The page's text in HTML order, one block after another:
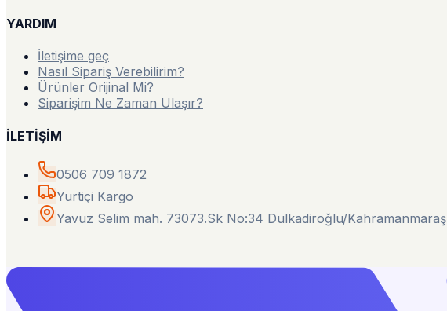
YARDIM
İletişime geç
Nasıl Sipariş Verebilirim?
Ürünler Orijinal Mi?
Siparişim Ne Zaman Ulaşır?
İLETİŞİM
0506 709 1872
Yurtiçi Kargo
Yavuz Selim mah. 73073.Sk No:34 Dulkadiroğlu/Kahramanmaraş